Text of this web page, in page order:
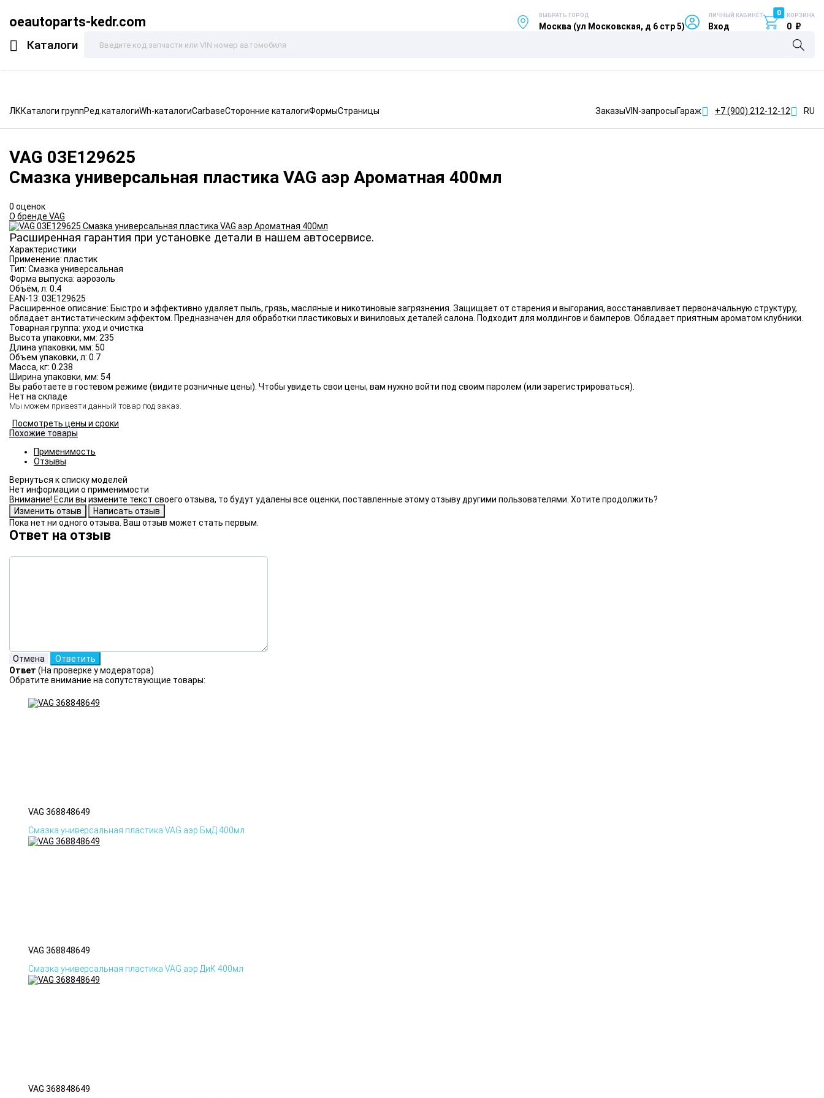
oeautoparts-kedr.com
Каталоги
ВЫБРАТЬ ГОРОД
Москва (ул Московская, д 6 стр 5)
ЛИЧНЫЙ КАБИНЕТ
Вход
0 КОРЗИНА
0 ₽
ЛККаталоги группРед.каталогиWh-каталогиCarbaseСторонние каталогиФормыСтраницы ЗаказыVIN-запросыГараж +7 (900) 212-12-12 RU
VAG 03E129625
Смазка универсальная пластика VAG аэр Ароматная 400мл
0 оценок
О бренде VAG
Расширенная гарантия при установке детали в нашем автосервисе.
Характеристики
Применение: пластик
Тип: Смазка универсальная
Форма выпуска: аэрозоль
Объём, л: 0.4
EAN-13: 03E129625
Расширенное описание: Быстро и эффективно удаляет пыль, грязь, масляные и никотиновые загрязнения. Защищает от старения и выгорания, восстанавливает первоначальную структуру,
обладает антистатическим эффектом. Предназначен для обработки пластиковых и виниловых деталей салона. Подходит для молдингов и бамперов. Обладает приятным ароматом клубники.
Товарная группа: уход и очистка
Высота упаковки, мм: 235
Длина упаковки, мм: 50
Объем упаковки, л: 0.7
Масса, кг: 0.238
Ширина упаковки, мм: 54
Вы работаете в гостевом режиме (видите розничные цены). Чтобы увидеть свои цены, вам нужно войти под своим паролем (или зарегистрироваться).
Нет на складе
Мы можем привезти данный товар под заказ.
Посмотреть цены и сроки
Похожие товары
Применимость
Отзывы
Нет информации о применимости
Внимание! Если вы измените текст своего отзыва, то будут удалены все оценки, поставленные этому отзыву другими пользователями. Хотите продолжить?
Пока нет ни одного отзыва. Ваш отзыв может стать первым.
Ответ на отзыв
Ответ (На проверке у модератора)
Обратите внимание на сопутствующие товары:
VAG 368848649
Смазка универсальная пластика VAG аэр БмД 400мл
VAG 368848649
Смазка универсальная пластика VAG аэр ДиК 400мл
VAG 368848649